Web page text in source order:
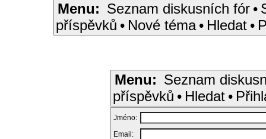
Menu: Seznam diskusních fór •
příspěvků • Nové téma • Hledat •
Menu: Seznam
příspěvků • Hledat •
Jméno:
Email: